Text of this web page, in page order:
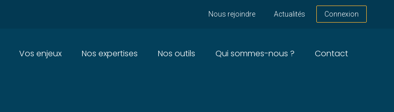
Nous rejoindre Actualités Connexion
Principal
Vos enjeux Nos expertises Nos outils Qui sommes-nous ? Contact
DUES PAR LES AGENTS GÉNÉRAUX